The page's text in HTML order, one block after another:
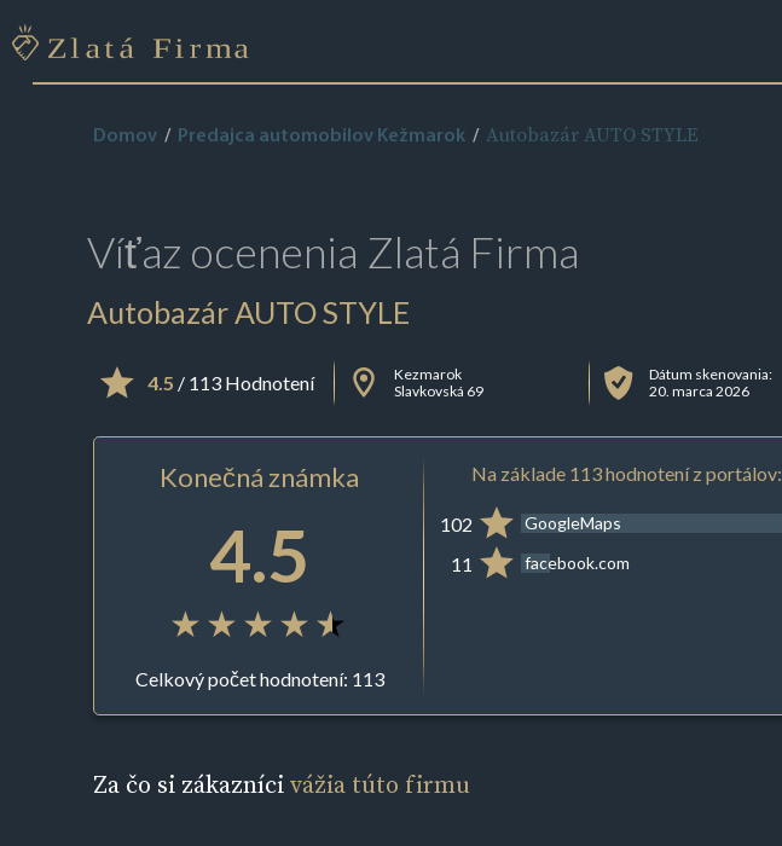
Domov Predajca automobilov Kežmarok Autobazár AUTO STYLE
Víťaz ocenenia Zlatá Firma
Autobazár AUTO STYLE
4.5 / 113 Hodnotení
Kezmarok
Slavkovská 69
Dátum skenovania:
20. marca 2026
Konečná známka
4.5
Celkový počet hodnotení: 113
Na základe 113 hodnotení z portálov:
102 GoogleMaps
11 facebook.com
Za čo si zákaznícivážia túto firmu